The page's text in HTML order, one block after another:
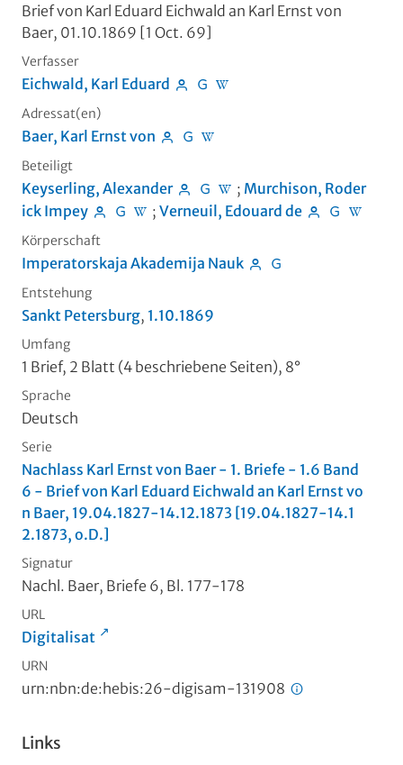
Brief von Karl Eduard Eichwald an Karl Ernst von
Baer, 01.10.1869 [1 Oct. 69]
Verfasser
Eichwald, Karl Eduard
Adressat(en)
Baer, Karl Ernst von
Beteiligt
Keyserling, Alexander ; Murchison, Roder
ick Impey
; Verneuil, Edouard de
Körperschaft
Imperatorskaja Akademija Nauk
Entstehung
Sankt Petersburg, 1.10.1869
Umfang
1 Brief, 2 Blatt (4 beschriebene Seiten), 8°
Sprache
Deutsch
Serie
Nachlass Karl Ernst von Baer - 1. Briefe - 1.6 Band
6 - Brief von Karl Eduard Eichwald an Karl Ernst vo
n Baer, 19.04.1827-14.12.1873 [19.04.1827-14.1
2.1873, o.D.]
Signatur
Nachl. Baer, Briefe 6, Bl. 177-178
URL
Digitalisat
URN
urn:nbn:de:hebis:26-digisam-131908
Links